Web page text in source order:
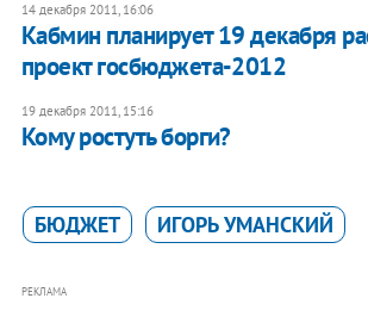
14 декабря 2011, 16:06
Кабмин планирует 19 декабря
проект госбюджета-2012
19 декабря 2011, 15:16
Кому ростуть борги?
БЮДЖЕТ ИГОРЬ УМАНСКИЙ
РЕКЛАМА